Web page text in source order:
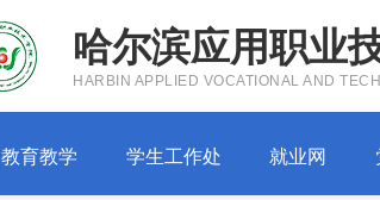
哈尔滨应用职业
HARBIN APPLIED VOCATIONAL AND
教育教学 学生工作处 就业网